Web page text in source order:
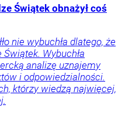
Świątek obnażył coś
nie wybuchła dlatego, że
Świątek. Wybuchła
analizę uznajemy
i odpowiedzialności.
którzy wiedzą najwięcej,